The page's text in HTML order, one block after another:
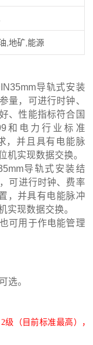
,地矿,能源
导轨式安装
量，可进行时钟、
、性能指标符合国
和电力行业标准
，并且具有电能脉
机实现数据交换。
导轨式安装结
可进行时钟、费率
，并具有电能脉冲
实现数据交换。
可用于作电能管理
选。
级（目前标准最高），